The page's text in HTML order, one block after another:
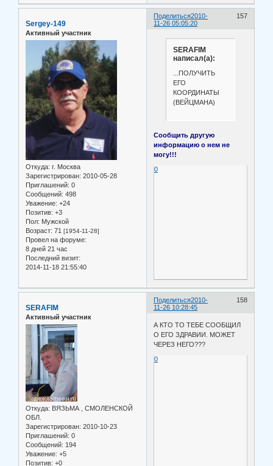
Поделиться 157
2010-
11-26 05:05:20
Sergey-149
Активный участник
Откуда: г. Москва
Зарегистрирован: 2010-05-28
Приглашений: 0
Сообщений: 498
Уважение: +24
Позитив: +3
Пол: Мужской
Возраст: 71 [1954-11-28]
Провел на форуме:
8 дней 21 час
Последний визит:
2014-11-18 21:55:40
SERAFIM
написал(а):
...ПОЛУЧИТЬ
ЕГО
КООРДИНАТЫ
(ВЕЙЦМАНА)
Сообщить другую
информацию о нем не
могу!!!
0
Поделиться 158
2010-
11-26 10:28:45
SERAFIM
Активный участник
Откуда: ВЯЗЬМА , СМОЛЕНСКОЙ
ОБЛ.
Зарегистрирован: 2010-10-23
Приглашений: 0
Сообщений: 194
Уважение: +5
Позитив: +0
А КТО ТО ТЕБЕ СООБЩИЛ
О ЕГО ЗДРАВИИ. МОЖЕТ
ЧЕРЕЗ НЕГО???
0